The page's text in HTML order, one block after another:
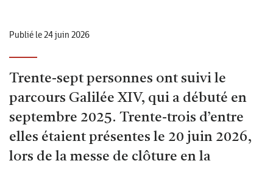
Publié le 24 juin 2026
Trente-sept personnes ont suivi le
parcours Galilée XIV, qui a débuté en
septembre 2025. Trente-trois d’entre
elles étaient présentes le 20 juin 2026,
lors de la messe de clôture en la